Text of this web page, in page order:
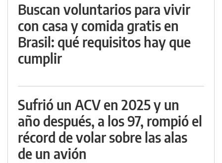
Buscan voluntarios para vivir
con casa y comida gratis en
Brasil: qué requisitos hay que
cumplir
Sufrió un ACV en 2025 y un
año después, a los 97, rompió el
récord de volar sobre las alas
de un avión